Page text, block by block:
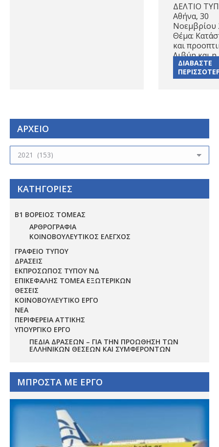
ΔΕΛΤΙΟ
Αθήνα, 30
Θέμα:
και
Λιβύη και
ΔΙΑΒΑΣΤΕ
ΑΡΧΕΙΟ
ΑΡΧΕΙΟ
ΚΑΤΗΓΟΡΙΕΣ
Β1 ΒΟΡΕΙΟΣ ΤΟΜΕΑΣ
ΑΡΘΡΟΓΡΑΦΙΑ
ΚΟΙΝΟΒΟΥΛΕΥΤΙΚΟΣ ΕΛΕΓΧΟΣ
ΓΡΑΦΕΙΟ ΤΥΠΟΥ
ΔΡΑΣΕΙΣ
ΕΚΠΡΟΣΩΠΟΣ ΤΥΠΟΥ ΝΔ
ΕΠΙΚΕΦΑΛΗΣ ΤΟΜΕΑ ΕΞΩΤΕΡΙΚΩΝ
ΘΕΣΕΙΣ
ΚΟΙΝΟΒΟΥΛΕΥΤΙΚΟ ΕΡΓΟ
ΝΕΑ
ΠΕΡΙΦΕΡΕΙΑ ΑΤΤΙΚΗΣ
ΥΠΟΥΡΓΙΚΟ ΕΡΓΟ
ΠΕΔΊΑ ΔΡΆΣΕΩΝ – ΓΙΑ ΤΗΝ ΠΡΟΏΘΗΣΗ ΤΩΝ
ΕΛΛΗΝΙΚΏΝ ΘΈΣΕΩΝ ΚΑΙ ΣΥΜΦΕΡΌΝΤΩΝ
ΜΠΡΟΣΤΑ ΜΕ ΕΡΓΟ